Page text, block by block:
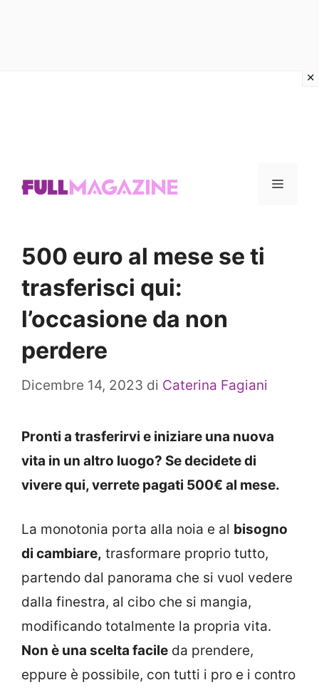
Menu
500 euro al mese se ti
trasferisci qui:
l’occasione da non
perdere
Dicembre 14, 2023 di Caterina Fagiani
Pronti a trasferirvi e iniziare una nuova
vita in un altro luogo? Se decidete di
vivere qui, verrete pagati 500€ al mese.
La monotonia porta alla noia e al bisogno
di cambiare, trasformare proprio tutto,
partendo dal panorama che si vuol vedere
dalla finestra, al cibo che si mangia,
modificando totalmente la propria vita.
Non è una scelta facile da prendere,
eppure è possibile, con tutti i pro e i contro